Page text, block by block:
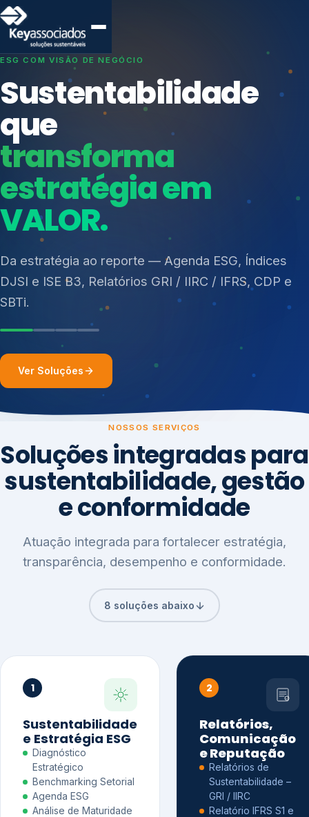
SISTEMAS DE GESTÃO OTIMIZADOS E INTEGRADOS
Conformidade que
protege seu
negócio.
Consultoria, auditoria e treinamentos em ISO 27001,
ISO 27701, ISO 42001, ISO 37001, ISO 9001, ISO
14001, ISO 45001, ONA e PNQ — Gestão de
resíduos sólidos (PGRS/PMGRS).
Índices de Mercado
Mudanças Climáticas
Reputação e Cadeia
Reporte Regulatório
Ver Soluções
NOSSOS SERVIÇOS
Soluções integradas para
sustentabilidade, gestão
e conformidade
Atuação integrada para fortalecer estratégia,
transparência, desempenho e conformidade.
8 soluções abaixo
1
Sustentabilidade
e Estratégia ESG
Diagnóstico
Estratégico
Benchmarking Setorial
Agenda ESG
Análise de Maturidade
2
Relatórios,
Comunicação
e Reputação
Relatórios de
Sustentabilidade –
GRI / IIRC
Relatório IFRS S1 e